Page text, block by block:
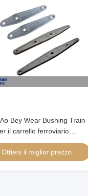
Bey Wear Bushing Train
il carrello ferroviario
ferroviario
Ottieni il miglior prezzo